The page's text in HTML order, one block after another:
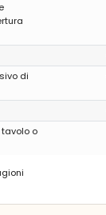
di
o